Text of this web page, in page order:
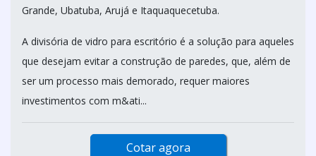
Grande, Ubatuba, Arujá e Itaquaquecetuba.
A divisória de vidro para escritório é a solução para aqueles
que desejam evitar a construção de paredes, que, além de
ser um processo mais demorado, requer maiores
investimentos com m&ati...
Cotar agora